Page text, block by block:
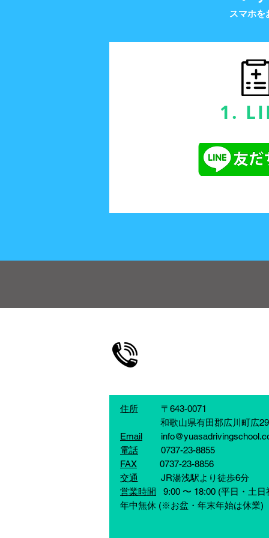
スマホを
1.
住所 〒643-0071
和歌山県有田郡広川町広
Email
電話 0737-23-8855
FAX 0737-23-8856
交通
JR湯浅駅より徒歩6分
営業時間 9:00 〜 18:00 (平日・土日
​年中無休 (※お盆・年末年始は休業)